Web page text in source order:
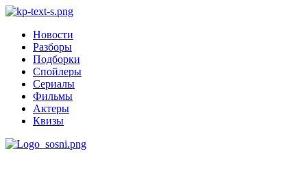
Новости
Разборы
Подборки
Спойлеры
Сериалы
Фильмы
Актеры
Квизы